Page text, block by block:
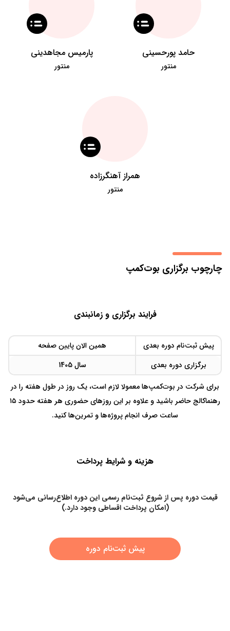
حامد پورحسینی
منتور
پارمیس مجاهدینی
منتور
همراز آهنگرزاده
منتور
چارچوب برگزاری بوت‌کمپ
فرایند برگزاری و زمانبندی
پیش‌ ثبت‌نام دوره بعدی
همین الان پایین صفحه
برگزاری دوره بعدی
سال 1405
برای شرکت در بوت‌کمپ‌ها معمولا لازم است، یک روز در طول هفته را در
رهنماکالج حاضر باشید و علاوه بر این روزهای حضوری هر هفته حدود ۱۵
ساعت صرف انجام پروژه‌ها و تمرین‌ها کنید.
هزینه و شرایط پرداخت
قیمت دوره پس از شروع ثبت‌نام رسمی این دوره اطلاع‌رسانی می‌شود
(امکان پرداخت اقساطی وجود دارد.)
پیش ثبت‌نام دوره